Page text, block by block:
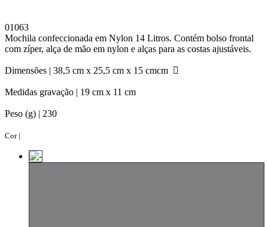
01063
Mochila confeccionada em Nylon 14 Litros. Contém bolso frontal
com zíper, alça de mão em nylon e alças para as costas ajustáveis.
Dimensões | 38,5 cm x 25,5 cm x 15 cmcm
Medidas gravação | 19 cm x 11 cm
Peso (g) | 230
Cor |